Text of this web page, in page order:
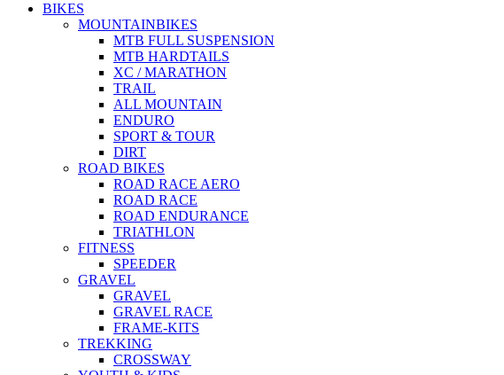
BIKES
MOUNTAINBIKES
MTB FULL SUSPENSION
MTB HARDTAILS
XC / MARATHON
TRAIL
ALL MOUNTAIN
ENDURO
SPORT & TOUR
DIRT
ROAD BIKES
ROAD RACE AERO
ROAD RACE
ROAD ENDURANCE
TRIATHLON
FITNESS
SPEEDER
GRAVEL
GRAVEL
GRAVEL RACE
FRAME-KITS
TREKKING
CROSSWAY